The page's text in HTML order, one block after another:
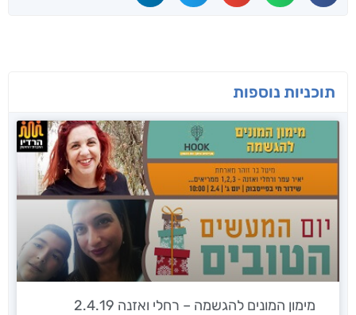
תוכניות נוספות
מימון המונים להגשמה – רחלי ואזנה 2.4.19